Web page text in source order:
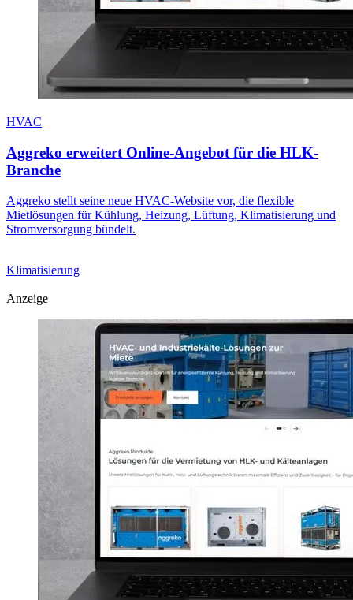
HVAC
Aggreko erweitert Online-Angebot für die HLK-
Branche
Aggreko stellt seine neue HVAC-Website vor, die flexible
Mietlösungen für Kühlung, Heizung, Lüftung, Klimatisierung und
Stromversorgung bündelt.
Klimatisierung
Anzeige